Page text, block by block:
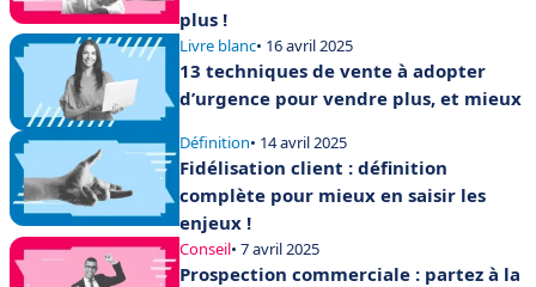
plus !
Livre blanc• 16 avril 2025
13 techniques de vente à adopter
d’urgence pour vendre plus, et mieux
Définition• 14 avril 2025
Fidélisation client : définition
complète pour mieux en saisir les
enjeux !
Conseil• 7 avril 2025
Prospection commerciale : partez à la